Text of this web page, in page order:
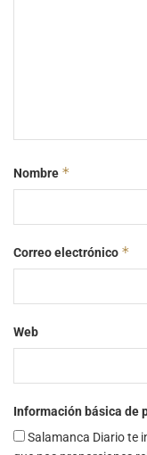
Nombre *
Correo electrónico *
Web
Información básica de
Salamanca Diario te